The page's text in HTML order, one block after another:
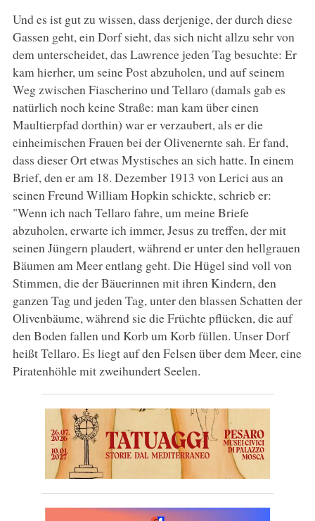
Und es ist gut zu wissen, dass derjenige, der durch diese
Gassen geht, ein Dorf sieht, das sich nicht allzu sehr von
dem unterscheidet, das Lawrence jeden Tag besuchte: Er
kam hierher, um seine Post abzuholen, und auf seinem
Weg zwischen Fiascherino und Tellaro (damals gab es
natürlich noch keine Straße: man kam über einen
Maultierpfad dorthin) war er verzaubert, als er die
einheimischen Frauen bei der Olivenernte sah. Er fand,
dass dieser Ort etwas Mystisches an sich hatte. In einem
Brief, den er am 18. Dezember 1913 von Lerici aus an
seinen Freund William Hopkin schickte, schrieb er:
"Wenn ich nach Tellaro fahre, um meine Briefe
abzuholen, erwarte ich immer, Jesus zu treffen, der mit
seinen Jüngern plaudert, während er unter den hellgrauen
Bäumen am Meer entlang geht. Die Hügel sind voll von
Stimmen, die der Bäuerinnen mit ihren Kindern, den
ganzen Tag und jeden Tag, unter den blassen Schatten der
Olivenbäume, während sie die Früchte pflücken, die auf
den Boden fallen und Korb um Korb füllen. Unser Dorf
heißt Tellaro. Es liegt auf den Felsen über dem Meer, eine
Piratenhöhle mit zweihundert Seelen.